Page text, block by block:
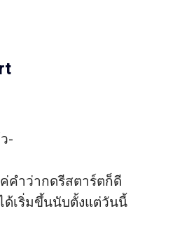
-
คำว่ากดรีสตาร์ตก็ดี
ด้เริ่มขึ้นนับตั้งแต่วันนี้